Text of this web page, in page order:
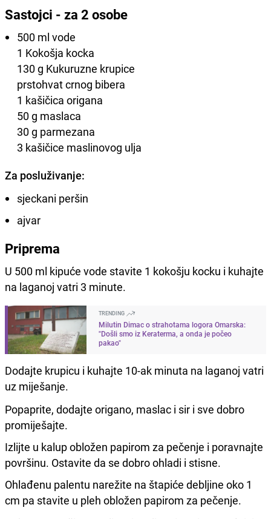
Sastojci - za 2 osobe
500 ml vode
1 Kokošja kocka
130 g Kukuruzne krupice
prstohvat crnog bibera
1 kašičica origana
50 g maslaca
30 g parmezana
3 kašičice maslinovog ulja
Za posluživanje:
sjeckani peršin
ajvar
Priprema
U 500 ml kipuće vode stavite 1 kokošju kocku i kuhajte
na laganoj vatri 3 minute.
TRENDING
Milutin Dimac o strahotama logora Omarska:
"Došli smo iz Keraterma, a onda je počeo
pakao"
Dodajte krupicu i kuhajte 10-ak minuta na laganoj vatri
uz miješanje.
Popaprite, dodajte origano, maslac i sir i sve dobro
promiješajte.
Izlijte u kalup obložen papirom za pečenje i poravnajte
površinu. Ostavite da se dobro ohladi i stisne.
Ohlađenu palentu narežite na štapiće debljine oko 1
cm pa stavite u pleh obložen papirom za pečenje.